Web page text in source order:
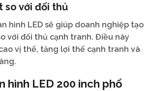
so với đối thủ
hình LED sẽ giúp doanh nghiệp tạo
với đối thủ cạnh tranh. Điều này
vị thế, tăng lợi thế cạnh tranh và
hình LED 200 inch phổ